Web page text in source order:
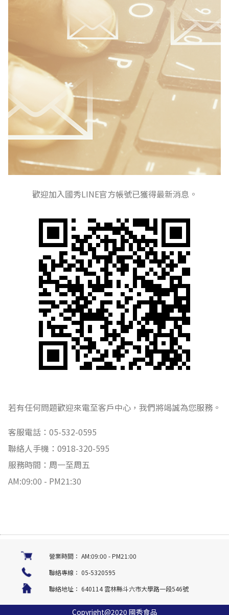
歡迎加入國秀LINE官方帳號已獲得最新消息。
若有任何問題歡迎來電至客戶中心，我們將竭誠為您服務。
客服電話： 05-532-0595
聯絡人手機： 0918-320-595
服務時間：周一至周五
AM:09:00 - PM21:30
營業時間： AM:09:00 - PM21:00
聯絡專線： 05-5320595
聯絡地址： 640114 雲林縣斗六市大學路一段546號
Copyright@2020 國秀食品